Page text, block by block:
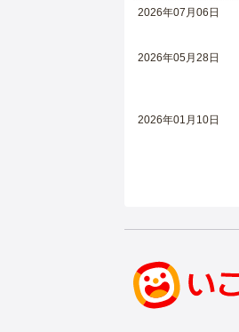
2026年07月06日
2026年05月28日
2026年01月10日